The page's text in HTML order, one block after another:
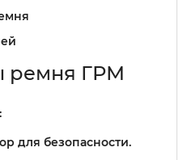
ремня ГРМ
для безопасности.